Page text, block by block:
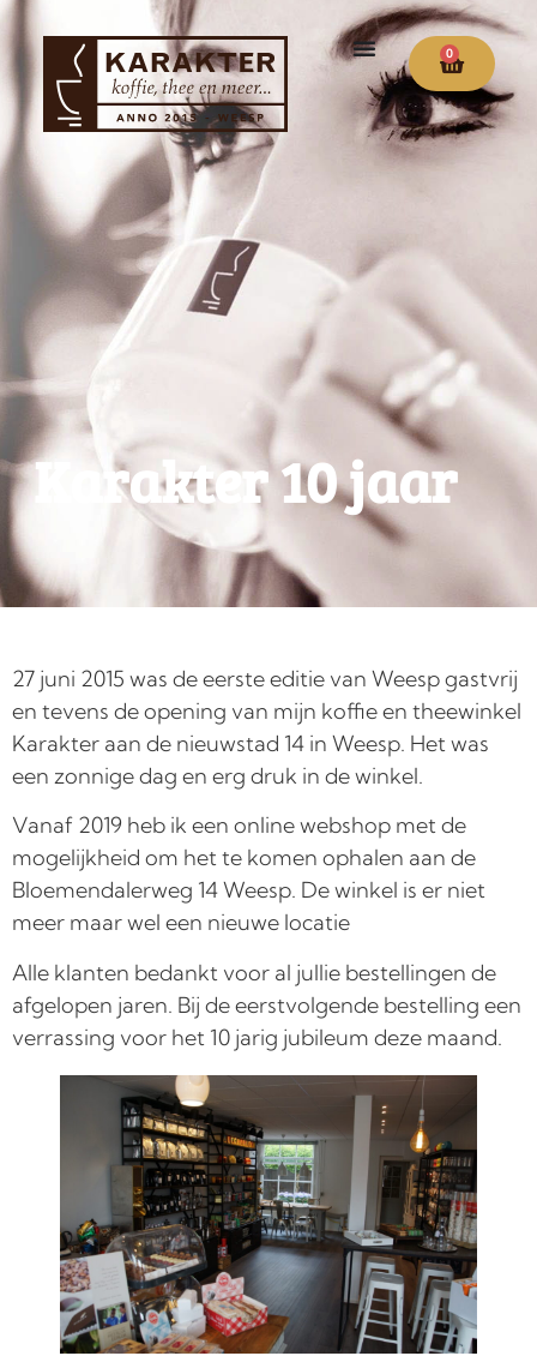
0
Karakter 10 jaar
27 juni 2015 was de eerste editie van Weesp gastvrij
en tevens de opening van mijn koffie en theewinkel
Karakter aan de nieuwstad 14 in Weesp. Het was
een zonnige dag en erg druk in de winkel.
Vanaf 2019 heb ik een online webshop met de
mogelijkheid om het te komen ophalen aan de
Bloemendalerweg 14 Weesp. De winkel is er niet
meer maar wel een nieuwe locatie
Alle klanten bedankt voor al jullie bestellingen de
afgelopen jaren. Bij de eerstvolgende bestelling een
verrassing voor het 10 jarig jubileum deze maand.